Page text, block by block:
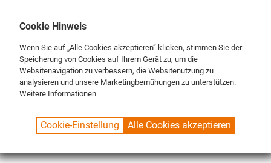
SPUELBOY.DE SHOP NU ON TOUR® COUNTERS
Cookie Hinweis
Wenn Sie auf „Alle Cookies akzeptieren“ klicken, stimmen Sie der
Speicherung von Cookies auf Ihrem Gerät zu, um die
Websitenavigation zu verbessern, die Websitenutzung zu
analysieren und unsere Marketingbemühungen zu unterstützen.
Weitere Informationen
Cookie-Einstellung Alle Cookies akzeptieren